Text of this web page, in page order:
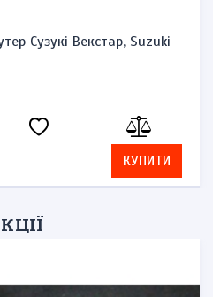
Сузукі Векстар, Suzuki
КУПИТИ